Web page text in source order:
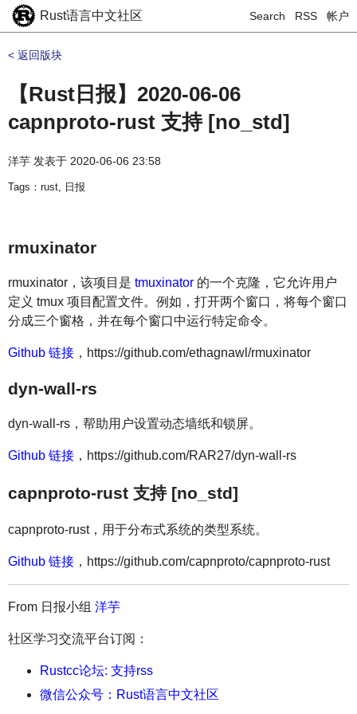
Rust语言中文社区 Search RSS 帐户
< 返回版块
【Rust日报】2020-06-06
capnproto-rust 支持 [no_std]
洋芋 发表于 2020-06-06 23:58
Tags：rust, 日报
rmuxinator
rmuxinator，该项目是 tmuxinator 的一个克隆，它允许用户
定义 tmux 项目配置文件。例如，打开两个窗口，将每个窗口
分成三个窗格，并在每个窗口中运行特定命令。
Github 链接 ，https://github.com/ethagnawl/rmuxinator
dyn-wall-rs
dyn-wall-rs，帮助用户设置动态墙纸和锁屏。
Github 链接 ，https://github.com/RAR27/dyn-wall-rs
capnproto-rust 支持 [no_std]
capnproto-rust，用于分布式系统的类型系统。
Github 链接 ，https://github.com/capnproto/capnproto-rust
From 日报小组 洋芋
社区学习交流平台订阅：
Rustcc论坛: 支持rss
微信公众号：Rust语言中文社区